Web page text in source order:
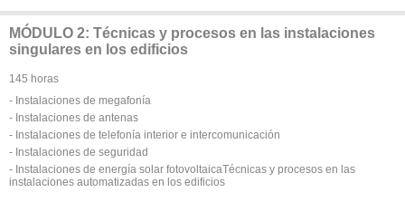
MÓDULO 2: Técnicas y procesos en las instalaciones
singulares en los edificios
145 horas
- Instalaciones de megafonía
- Instalaciones de antenas
- Instalaciones de telefonía interior e intercomunicación
- Instalaciones de seguridad
- Instalaciones de energía solar fotovoltaicaTécnicas y procesos en las
instalaciones automatizadas en los edificios